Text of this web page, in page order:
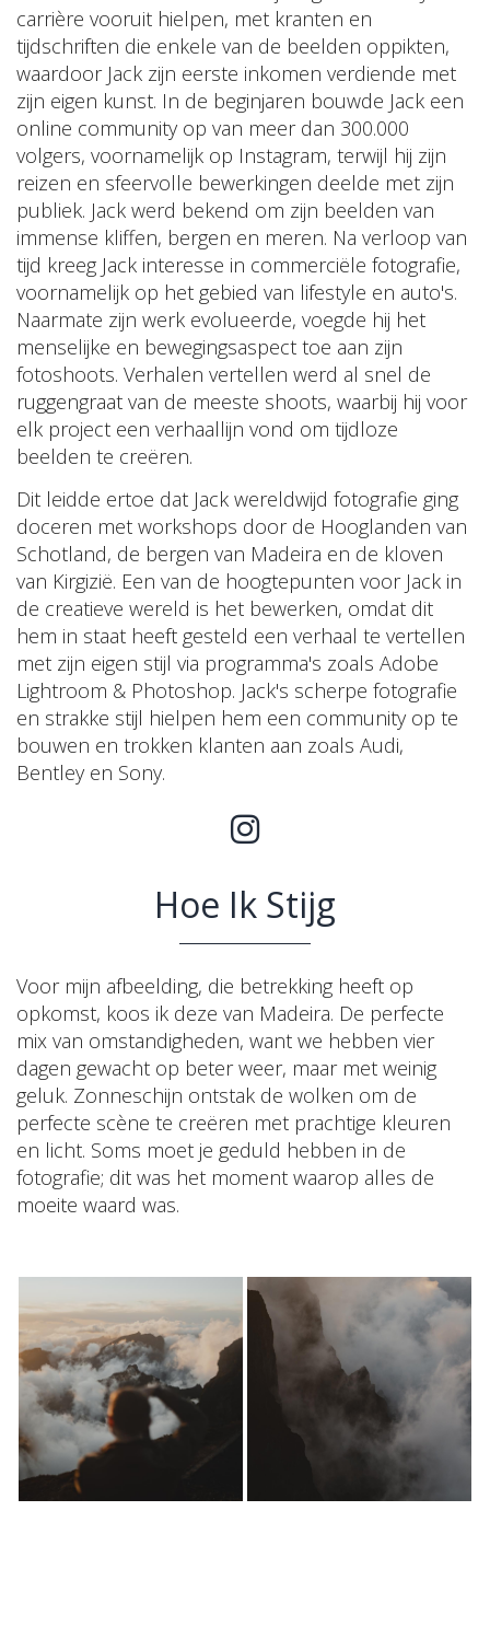
carrière vooruit hielpen, met kranten en
tijdschriften die enkele van de beelden oppikten,
waardoor Jack zijn eerste inkomen verdiende met
zijn eigen kunst. In de beginjaren bouwde Jack een
online community op van meer dan 300.000
volgers, voornamelijk op Instagram, terwijl hij zijn
reizen en sfeervolle bewerkingen deelde met zijn
publiek. Jack werd bekend om zijn beelden van
immense kliffen, bergen en meren. Na verloop van
tijd kreeg Jack interesse in commerciële fotografie,
voornamelijk op het gebied van lifestyle en auto's.
Naarmate zijn werk evolueerde, voegde hij het
menselijke en bewegingsaspect toe aan zijn
fotoshoots. Verhalen vertellen werd al snel de
ruggengraat van de meeste shoots, waarbij hij voor
elk project een verhaallijn vond om tijdloze
beelden te creëren.
Dit leidde ertoe dat Jack wereldwijd fotografie ging
doceren met workshops door de Hooglanden van
Schotland, de bergen van Madeira en de kloven
van Kirgizië. Een van de hoogtepunten voor Jack in
de creatieve wereld is het bewerken, omdat dit
hem in staat heeft gesteld een verhaal te vertellen
met zijn eigen stijl via programma's zoals Adobe
Lightroom & Photoshop. Jack's scherpe fotografie
en strakke stijl hielpen hem een community op te
bouwen en trokken klanten aan zoals Audi,
Bentley en Sony.
Hoe Ik Stijg
Voor mijn afbeelding, die betrekking heeft op
opkomst, koos ik deze van Madeira. De perfecte
mix van omstandigheden, want we hebben vier
dagen gewacht op beter weer, maar met weinig
geluk. Zonneschijn ontstak de wolken om de
perfecte scène te creëren met prachtige kleuren
en licht. Soms moet je geduld hebben in de
fotografie; dit was het moment waarop alles de
moeite waard was.